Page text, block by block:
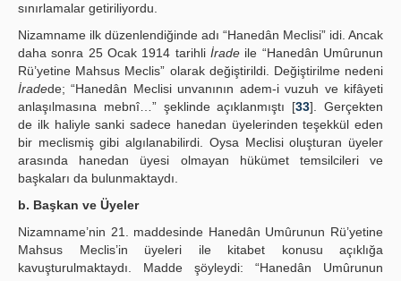
sınırlamalar getiriliyordu.
Nizamname ilk düzenlendiğinde adı “Hanedân Meclisi” idi. Ancak
daha sonra 25 Ocak 1914 tarihli İrade ile “Hanedân Umûrunun
Rü’yetine Mahsus Meclis” olarak değiştirildi. Değiştirilme nedeni
İradede; “Hanedân Meclisi unvanının adem-i vuzuh ve kifâyeti
anlaşılmasına mebnî…” şeklinde açıklanmıştı [33]. Gerçekten
de ilk haliyle sanki sadece hanedan üyelerinden teşekkül eden
bir meclismiş gibi algılanabilirdi. Oysa Meclisi oluşturan üyeler
arasında hanedan üyesi olmayan hükümet temsilcileri ve
başkaları da bulunmaktaydı.
b. Başkan ve Üyeler
Nizamname’nin 21. maddesinde Hanedân Umûrunun Rü’yetine
Mahsus Meclis’in üyeleri ile kitabet konusu açıklığa
kavuşturulmaktaydı. Madde şöyleydi: “Hanedân Umûrunun